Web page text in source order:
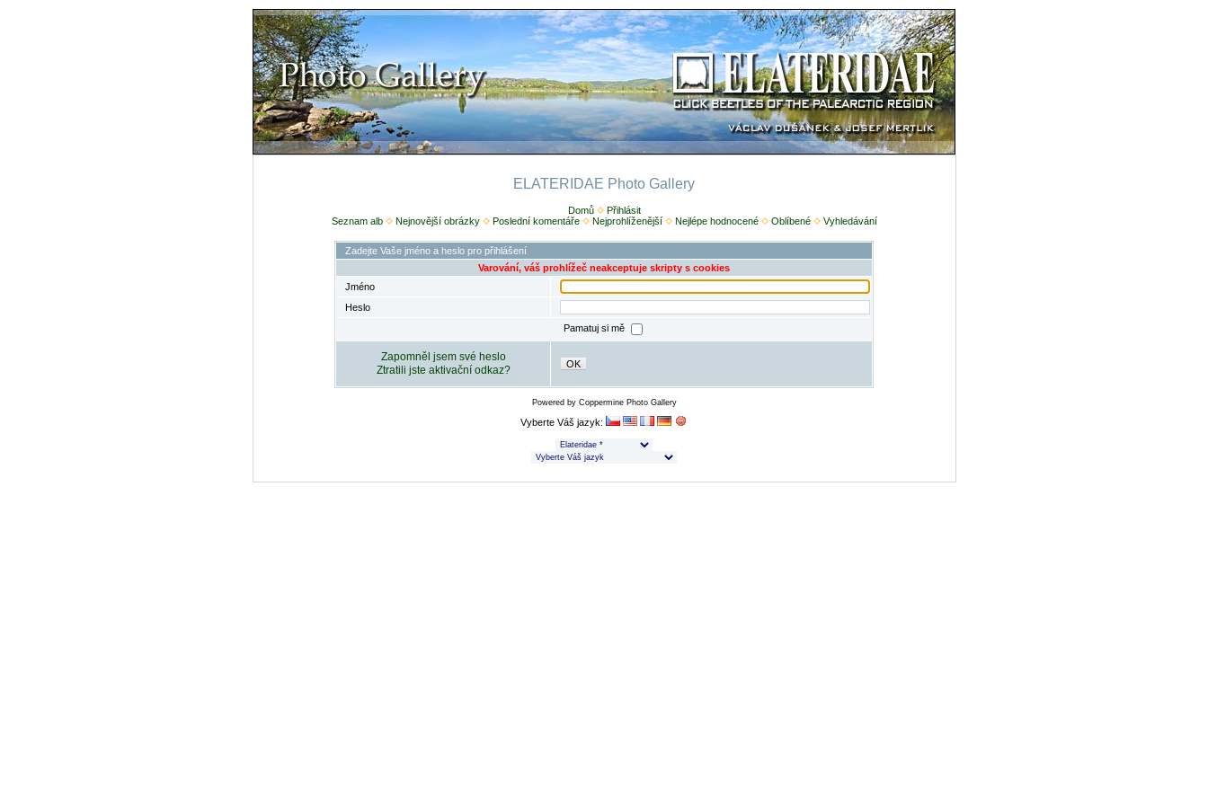
ELATERIDAE Photo Gallery
Domů
Přihlásit
Seznam alb
Nejnovější obrázky Poslední komentáře Nejprohlíženější Nejlépe hodnocené Oblíbené Vyhledávání
Zadejte Vaše jméno a heslo pro přihlášení
Varování, váš prohlížeč neakceptuje skripty s cookies
Jméno
Heslo
Pamatuj si mě
Zapomněl jsem své heslo
Ztratili jste aktivační odkaz?
OK
Powered by Coppermine Photo Gallery
Vyberte Váš jazyk: